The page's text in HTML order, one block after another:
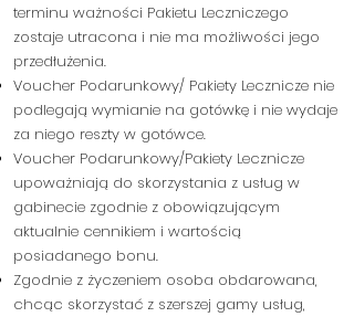
terminu ważności Pakietu Leczniczego
zostaje utracona i nie ma możliwości jego
przedłużenia.
Voucher Podarunkowy/ Pakiety Lecznicze nie
podlegają wymianie na gotówkę i nie wydaje
za niego reszty w gotówce.
Voucher Podarunkowy/Pakiety Lecznicze
upoważniają do skorzystania z usług w
gabinecie zgodnie z obowiązującym
aktualnie cennikiem i wartością
posiadanego bonu.
Zgodnie z życzeniem osoba obdarowana,
chcąc skorzystać z szerszej gamy usług,